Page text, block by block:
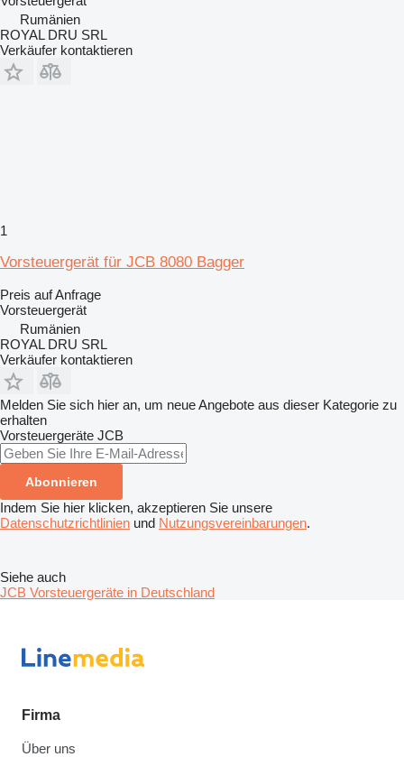
Rumänien
ROYAL DRU SRL
Verkäufer kontaktieren
1
Vorsteuergerät für JCB 8080 Bagger
Preis auf Anfrage
Vorsteuergerät
Rumänien
ROYAL DRU SRL
Verkäufer kontaktieren
Melden Sie sich hier an, um neue Angebote aus dieser Kategorie zu
erhalten
Vorsteuergeräte JCB
Abonnieren
Indem Sie hier klicken, akzeptieren Sie unsere
Datenschutzrichtlinien und Nutzungsvereinbarungen.
Siehe auch
JCB Vorsteuergeräte in Deutschland
Firma
Über uns